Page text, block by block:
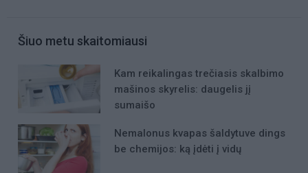
Šiuo metu skaitomiausi
Kam reikalingas trečiasis skalbimo
mašinos skyrelis: daugelis jį
sumaišo
Nemalonus kvapas šaldytuve dings
be chemijos: ką įdėti į vidų